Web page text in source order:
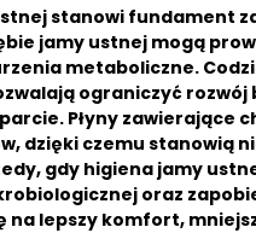
stanowi fundament
jamy ustnej mogą
metaboliczne.
ograniczyć
Płyny zawierające
dzięki czemu stanowią
gdy higiena jamy
oraz
na lepszy komfort,